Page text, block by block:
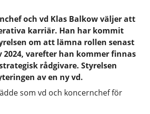
och vd Klas Balkow väljer att
karriär. Han har kommit
om att lämna rollen senast
2024, varefter han kommer finnas
rådgivare. Styrelsen
av en ny vd.
som vd och koncernchef för